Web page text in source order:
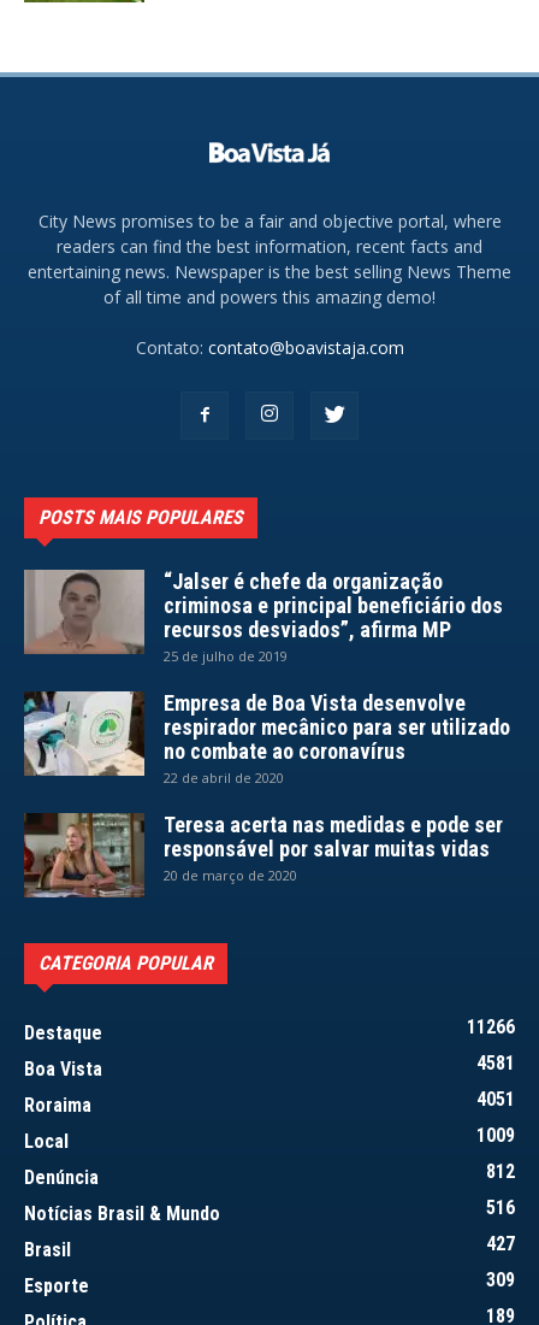
City News promises to be a fair and objective portal, where
readers can find the best information, recent facts and
entertaining news. Newspaper is the best selling News Theme
of all time and powers this amazing demo!
Contato: contato@boavistaja.com
POSTS MAIS POPULARES
“Jalser é chefe da organização
criminosa e principal beneficiário dos
recursos desviados”, afirma MP
25 de julho de 2019
Empresa de Boa Vista desenvolve
respirador mecânico para ser utilizado
no combate ao coronavírus
22 de abril de 2020
Teresa acerta nas medidas e pode ser
responsável por salvar muitas vidas
20 de março de 2020
CATEGORIA POPULAR
Destaque
11266
Boa Vista
4581
Roraima
4051
Local
1009
Denúncia
812
Notícias Brasil & Mundo
516
Brasil
427
Esporte
309
189